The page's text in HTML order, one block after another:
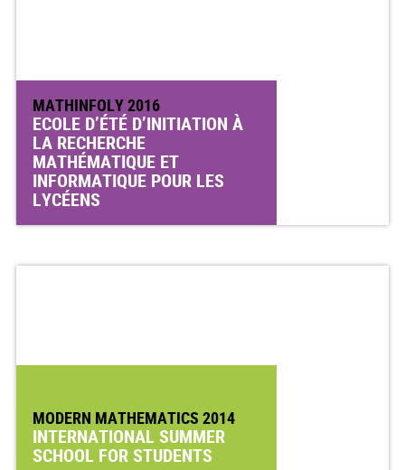
MATHINFOLY 2016
ECOLE D’ÉTÉ D’INITIATION À
LA RECHERCHE
MATHÉMATIQUE ET
INFORMATIQUE POUR LES
LYCÉENS
MODERN MATHEMATICS 2014
INTERNATIONAL SUMMER
SCHOOL FOR STUDENTS